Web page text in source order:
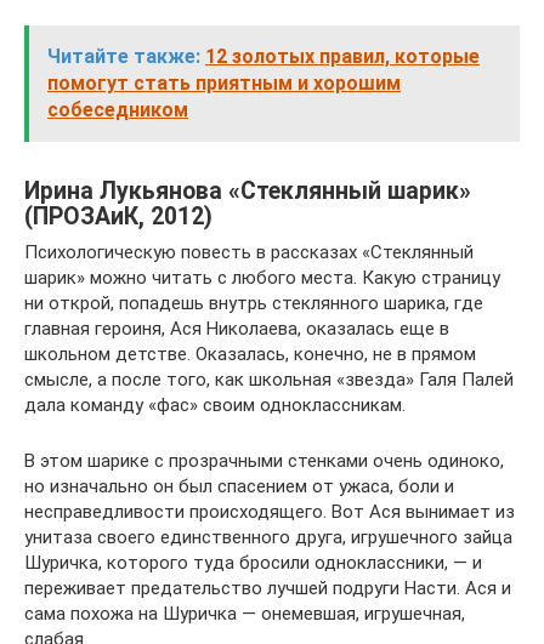
Читайте также: 12 золотых правил, которые
помогут стать приятным и хорошим
собеседником
Ирина Лукьянова «Стеклянный шарик»
(ПРОЗАиК, 2012)
Психологическую повесть в рассказах «Стеклянный
шарик» можно читать с любого места. Какую страницу
ни открой, попадешь внутрь стеклянного шарика, где
главная героиня, Ася Николаева, оказалась еще в
школьном детстве. Оказалась, конечно, не в прямом
смысле, а после того, как школьная «звезда» Галя Палей
дала команду «фас» своим одноклассникам.
В этом шарике с прозрачными стенками очень одиноко,
но изначально он был спасением от ужаса, боли и
несправедливости происходящего. Вот Ася вынимает из
унитаза своего единственного друга, игрушечного зайца
Шуричка, которого туда бросили одноклассники, — и
переживает предательство лучшей подруги Насти. Ася и
сама похожа на Шуричка — онемевшая, игрушечная,
слабая.